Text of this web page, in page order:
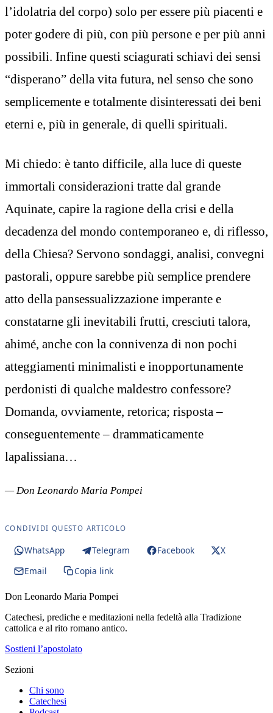
l’idolatria del corpo) solo per essere più piacenti e
poter godere di più, con più persone e per più anni
possibili. Infine questi sciagurati schiavi dei sensi
“disperano” della vita futura, nel senso che sono
semplicemente e totalmente disinteressati dei beni
eterni e, più in generale, di quelli spirituali.
Mi chiedo: è tanto difficile, alla luce di queste
immortali considerazioni tratte dal grande
Aquinate, capire la ragione della crisi e della
decadenza del mondo contemporaneo e, di riflesso,
della Chiesa? Servono sondaggi, analisi, convegni
pastorali, oppure sarebbe più semplice prendere
atto della pansessualizzazione imperante e
constatarne gli inevitabili frutti, cresciuti talora,
ahimé, anche con la connivenza di non pochi
atteggiamenti minimalisti e inopportunamente
perdonisti di qualche maldestro confessore?
Domanda, ovviamente, retorica; risposta –
conseguentemente – drammaticamente
lapalissiana…
— Don Leonardo Maria Pompei
CONDIVIDI QUESTO ARTICOLO
WhatsApp Telegram Facebook
X
Email
Copia link
Don Leonardo Maria Pompei
Catechesi, prediche e meditazioni nella fedeltà alla Tradizione
cattolica e al rito romano antico.
Sostieni l’apostolato
Sezioni
Chi sono
Catechesi